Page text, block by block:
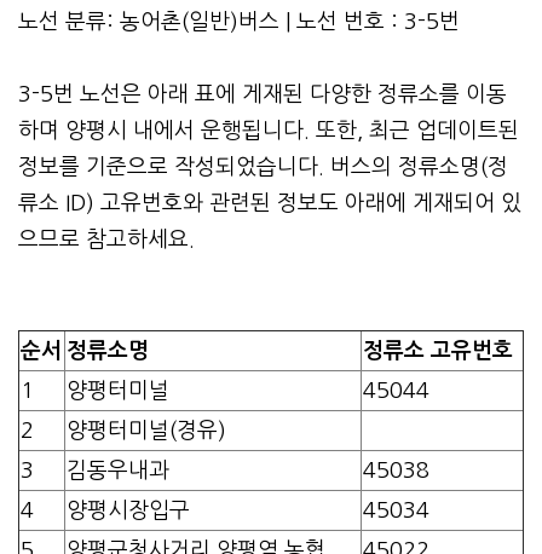
노선 분류: 농어촌(일반)버스 | 노선 번호 : 3-5번
3-5번 노선은 아래 표에 게재된 다양한 정류소를 이동
하며 양평시 내에서 운행됩니다. 또한, 최근 업데이트된
정보를 기준으로 작성되었습니다. 버스의 정류소명(정
류소 ID) 고유번호와 관련된 정보도 아래에 게재되어 있
으므로 참고하세요.
순서 정류소명
정류소 고유번호
1
양평터미널
45044
2
양평터미널(경유)
3
김동우내과
45038
4
양평시장입구
45034